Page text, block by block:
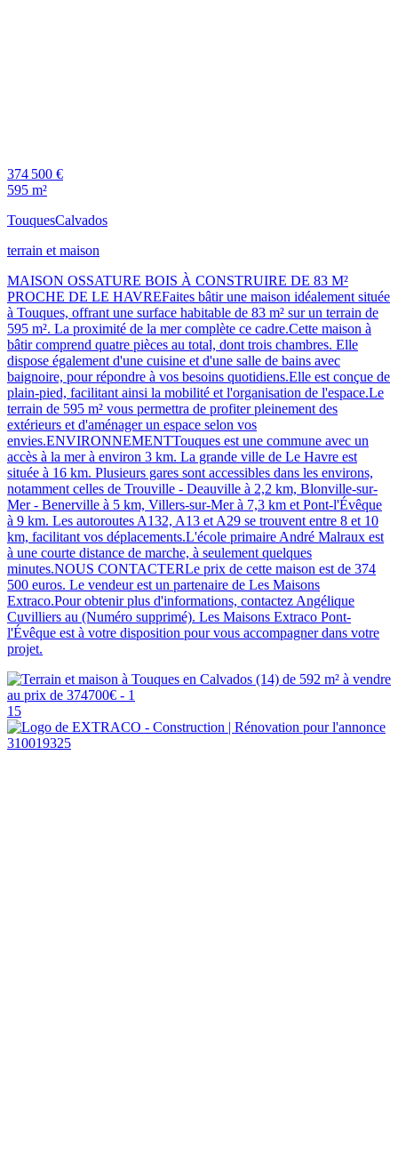
374 500 €
595 m²
TouquesCalvados
terrain et maison
MAISON OSSATURE BOIS À CONSTRUIRE DE 83 M²
PROCHE DE LE HAVREFaites bâtir une maison idéalement située
à Touques, offrant une surface habitable de 83 m² sur un terrain de
595 m². La proximité de la mer complète ce cadre.Cette maison à
bâtir comprend quatre pièces au total, dont trois chambres. Elle
dispose également d'une cuisine et d'une salle de bains avec
baignoire, pour répondre à vos besoins quotidiens.Elle est conçue de
plain-pied, facilitant ainsi la mobilité et l'organisation de l'espace.Le
terrain de 595 m² vous permettra de profiter pleinement des
extérieurs et d'aménager un espace selon vos
envies.ENVIRONNEMENTTouques est une commune avec un
accès à la mer à environ 3 km. La grande ville de Le Havre est
située à 16 km. Plusieurs gares sont accessibles dans les environs,
notamment celles de Trouville - Deauville à 2,2 km, Blonville-sur-
Mer - Benerville à 5 km, Villers-sur-Mer à 7,3 km et Pont-l'Évêque
à 9 km. Les autoroutes A132, A13 et A29 se trouvent entre 8 et 10
km, facilitant vos déplacements.L'école primaire André Malraux est
à une courte distance de marche, à seulement quelques
minutes.NOUS CONTACTERLe prix de cette maison est de 374
500 euros. Le vendeur est un partenaire de Les Maisons
Extraco.Pour obtenir plus d'informations, contactez Angélique
Cuvilliers au (Numéro supprimé). Les Maisons Extraco Pont-
l'Évêque est à votre disposition pour vous accompagner dans votre
projet.
15